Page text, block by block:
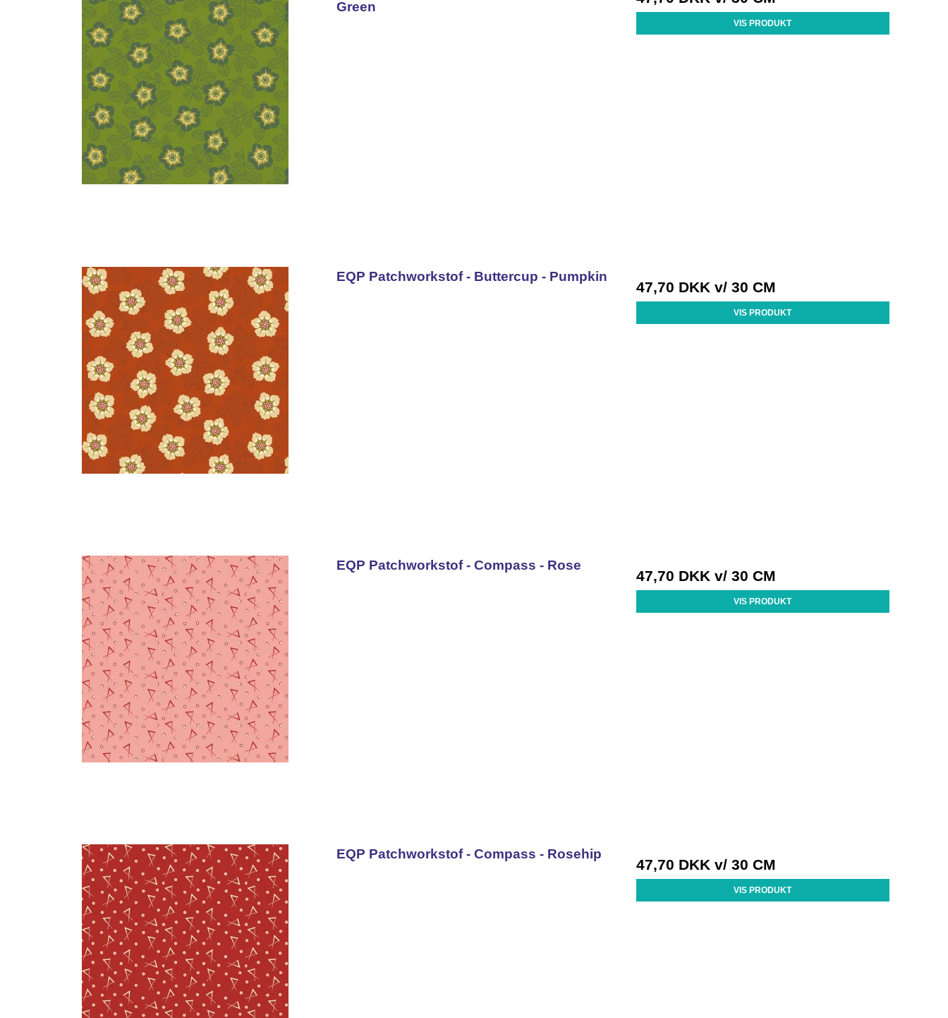
Green
VIS PRODUKT
EQP Patchworkstof - Buttercup - Pumpkin
47,70 DKKv/ 30 CM
VIS PRODUKT
EQP Patchworkstof - Compass - Rose
47,70 DKKv/ 30 CM
VIS PRODUKT
EQP Patchworkstof - Compass - Rosehip
47,70 DKKv/ 30 CM
VIS PRODUKT